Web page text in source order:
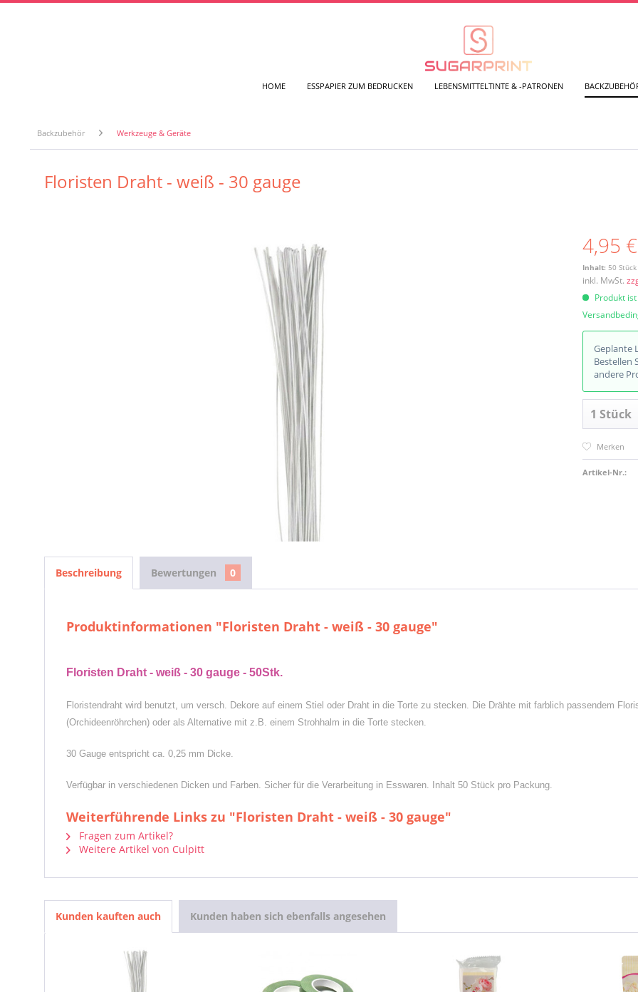
HOME ESSPAPIER ZUM BEDRUCKEN LEBENSMITTELTINTE & -PATRONEN
Backzubehör Werkzeuge & Geräte
Floristen Draht - weiß - 30 gauge
4,95
Inhalt:50
inkl. MwSt.
Produkt
Geplante
Bestellen
andere
Merken
Artikel-Nr.:
Beschreibung Bewertungen 0
Produktinformationen "Floristen Draht - weiß - 30 gauge"
Floristen Draht - weiß - 30 gauge - 50Stk.
Floristendraht wird benutzt, um versch. Dekore auf einem Stiel oder Draht in die Torte zu stecken. Die Drähte mit farblich passendem
(Orchideenröhrchen) oder als Alternative mit z.B. einem Strohhalm in die Torte stecken.
30 Gauge entspricht ca. 0,25 mm Dicke.
Verfügbar in verschiedenen Dicken und Farben. Sicher für die Verarbeitung in Esswaren. Inhalt 50 Stück pro Packung.
Weiterführende Links zu "Floristen Draht - weiß - 30 gauge"
Fragen zum Artikel?
Weitere Artikel von Culpitt
Kunden kauften auch Kunden haben sich ebenfalls angesehen